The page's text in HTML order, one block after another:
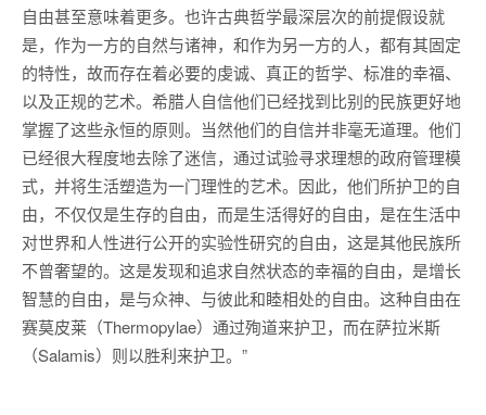
自由甚至意味着更多。也许古典哲学最深层次的前提假设就
是，作为一方的自然与诸神，和作为另一方的人，都有其固定
的特性，故而存在着必要的虔诚、真正的哲学、标准的幸福、
以及正规的艺术。希腊人自信他们已经找到比别的民族更好地
掌握了这些永恒的原则。当然他们的自信并非毫无道理。他们
已经很大程度地去除了迷信，通过试验寻求理想的政府管理模
式，并将生活塑造为一门理性的艺术。因此，他们所护卫的自
由，不仅仅是生存的自由，而是生活得好的自由，是在生活中
对世界和人性进行公开的实验性研究的自由，这是其他民族所
不曾奢望的。这是发现和追求自然状态的幸福的自由，是增长
智慧的自由，是与众神、与彼此和睦相处的自由。这种自由在
赛莫皮莱（Thermopylae）通过殉道来护卫，而在萨拉米斯
（Salamis）则以胜利来护卫。”